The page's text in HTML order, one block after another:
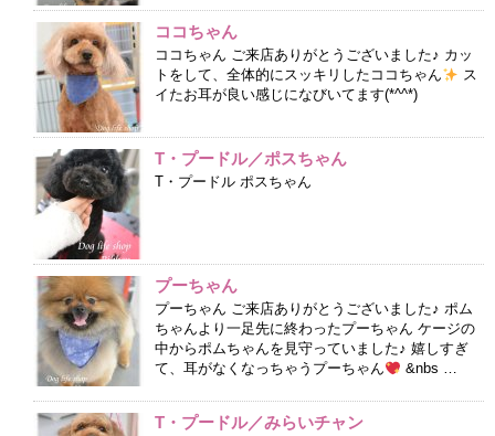
ココちゃん
ココちゃん ご来店ありがとうございました♪ カッ
トをして、全体的にスッキリしたココちゃん
ス
イたお耳が良い感じになびいてます(*^^*)
T・プードル／ポスちゃん
T・プードル ポスちゃん
プーちゃん
プーちゃん ご来店ありがとうございました♪ ポム
ちゃんより一足先に終わったプーちゃん ケージの
中からポムちゃんを見守っていました♪ 嬉しすぎ
て、耳がなくなっちゃうプーちゃん
&nbs …
T・プードル／みらいチャン